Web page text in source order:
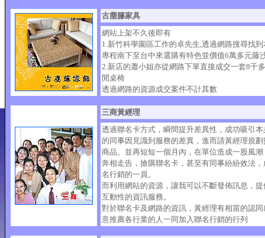
古塵籐家具
網站上架不久後即有
1.新竹科學園區工作的卓先生,透過網路搜尋找到
專程南下至台中來選購有特色並價值6萬多元藤
2.新店的蕭小姐亦從網路下單直接成交一套8千
閒桌椅
透過網路的資源成交案件不計其數
三商黃經理
透過聯名卡方式，瞬間提升差異性，成功吸引本
的同事因見識到服務的差異，進而請黃經理規
商品。並再短短一個月內，在單位造成一股風潮
奔相走告，搶購聯名卡，甚至有同事紛紛效法，
名行銷的一員。
而利用網站的資源，讓我可以不斷發佈訊息，提
互動性的資訊服務。
對於聯名卡及網路的資訊，黃經理有相當的認同
意推薦各行業的人一同加入聯名行銷的行列